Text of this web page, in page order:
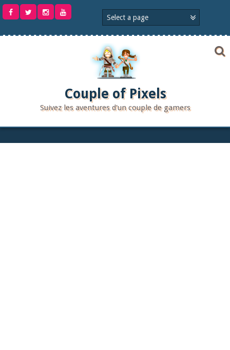
Aller
Couple of Pixels
Suivez les aventures d'un couple de gamers